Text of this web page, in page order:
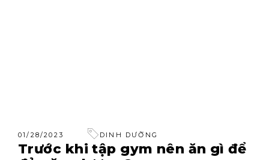
01/28/2023 DINH DƯỠNG
Trước khi tập gym nên ăn gì để